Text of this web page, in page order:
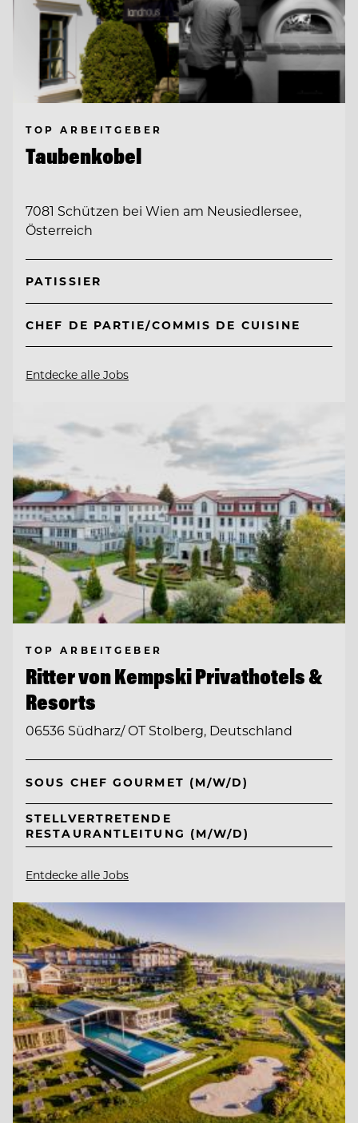
TOP ARBEITGEBER
Taubenkobel
7081 Schützen bei Wien am Neusiedlersee,
Österreich
PATISSIER
CHEF DE PARTIE/COMMIS DE CUISINE
Entdecke alle Jobs
TOP ARBEITGEBER
Ritter von Kempski Privathotels &
Resorts
06536 Südharz/ OT Stolberg, Deutschland
SOUS CHEF GOURMET (M/W/D)
STELLVERTRETENDE
RESTAURANTLEITUNG (M/W/D)
Entdecke alle Jobs